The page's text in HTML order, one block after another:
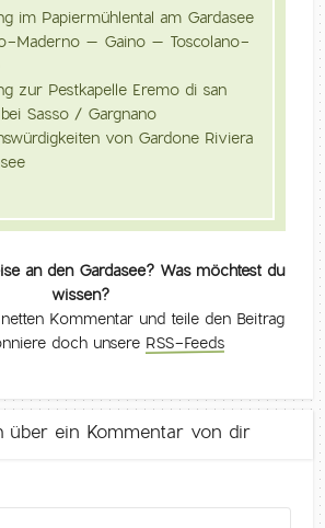
im Papiermühlental am Gardasee
Maderno – Gaino – Toscolano-
zur Pestkapelle Eremo di san
Sasso / Gargnano
von Gardone Riviera
an den Gardasee? Was möchtest du
wissen?
Kommentar und teile den Beitrag
doch unsere RSS-Feeds
über ein Kommentar von dir